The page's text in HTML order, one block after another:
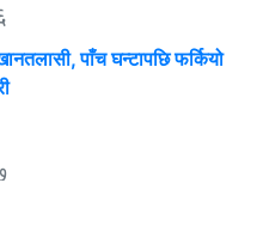
पाँच घन्टापछि फर्कियो